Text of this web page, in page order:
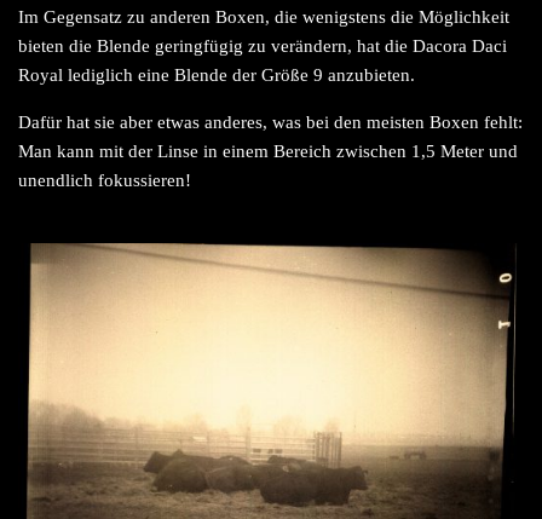
Im Gegensatz zu anderen Boxen, die wenigstens die Möglichkeit
bieten die Blende geringfügig zu verändern, hat die Dacora Daci
Royal lediglich eine Blende der Größe 9 anzubieten.
Dafür hat sie aber etwas anderes, was bei den meisten Boxen fehlt:
Man kann mit der Linse in einem Bereich zwischen 1,5 Meter und
unendlich fokussieren!